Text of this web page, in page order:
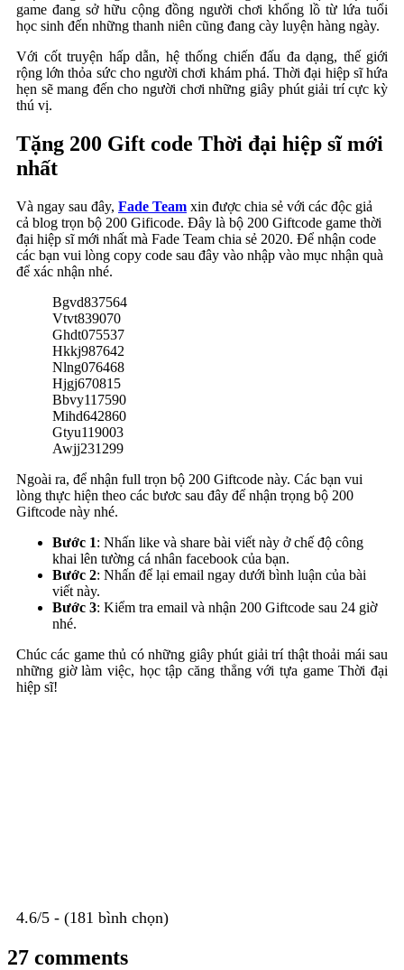
game đang sở hữu cộng đồng người chơi khổng lồ từ lứa tuổi
học sinh đến những thanh niên cũng đang cày luyện hàng ngày.
Với cốt truyện hấp dẫn, hệ thống chiến đấu đa dạng, thế giới
rộng lớn thỏa sức cho người chơi khám phá. Thời đại hiệp sĩ hứa
hẹn sẽ mang đến cho người chơi những giây phút giải trí cực kỳ
thú vị.
Tặng 200 Gift code Thời đại hiệp sĩ mới
nhất
Và ngay sau đây, Fade Team xin được chia sẻ với các độc giả
cả blog trọn bộ 200 Gificode. Đây là bộ 200 Giftcode game thời
đại hiệp sĩ mới nhất mà Fade Team chia sẻ 2020. Để nhận code
các bạn vui lòng copy code sau đây vào nhập vào mục nhận quà
để xác nhận nhé.
Bgvd837564
Vtvt839070
Ghdt075537
Hkkj987642
Nlng076468
Hjgj670815
Bbvy117590
Mihd642860
Gtyu119003
Awjj231299
Ngoài ra, để nhận full trọn bộ 200 Giftcode này. Các bạn vui
lòng thực hiện theo các bươc sau đây để nhận trọng bộ 200
Giftcode này nhé.
Bước 1: Nhấn like và share bài viết này ở chế độ công
khai lên tường cá nhân facebook của bạn.
Bước 2: Nhấn để lại email ngay dưới bình luận của bài
viết này.
Bước 3: Kiểm tra email và nhận 200 Giftcode sau 24 giờ
nhé.
Chúc các game thủ có những giây phút giải trí thật thoải mái sau
những giờ làm việc, học tập căng thẳng với tựa game Thời đại
hiệp sĩ!
4.6/5 - (181 bình chọn)
27 comments